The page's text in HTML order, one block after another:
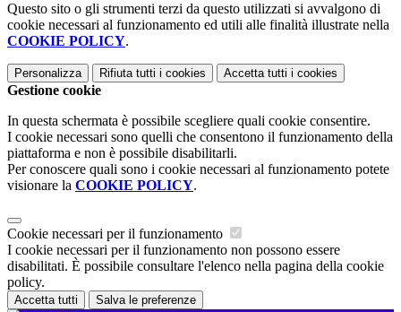
Questo sito o gli strumenti terzi da questo utilizzati si avvalgono di
cookie necessari al funzionamento ed utili alle finalità illustrate nella
COOKIE POLICY.
Personalizza Rifiuta tutti i cookies Accetta tutti i cookies
Gestione cookie
In questa schermata è possibile scegliere quali cookie consentire.
I cookie necessari sono quelli che consentono il funzionamento della
piattaforma e non è possibile disabilitarli.
Per conoscere quali sono i cookie necessari al funzionamento potete
visionare la COOKIE POLICY.
Cookie necessari per il funzionamento
I cookie necessari per il funzionamento non possono essere
disabilitati. È possibile consultare l'elenco nella pagina della cookie
policy.
Accetta tutti Salva le preferenze